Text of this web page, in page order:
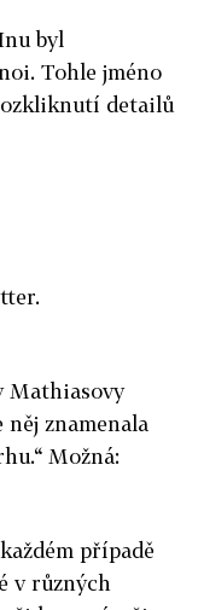
byl
Tohle jméno
detailů
Mathiasovy
znamenala
Možná:
případě
v různých